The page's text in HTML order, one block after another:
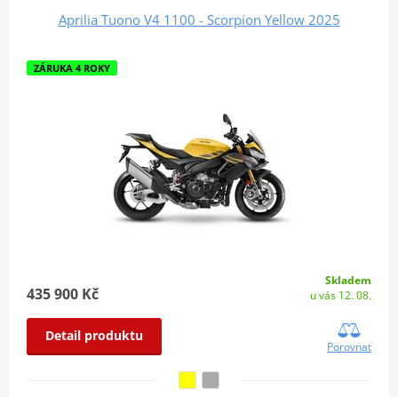
Aprilia Tuono V4 1100 - Scorpion Yellow 2025
ZÁRUKA 4 ROKY
435 900 Kč
Skladem
u vás 12. 08.
Detail produktu
Porovnat